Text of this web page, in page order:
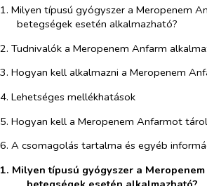
1. Milyen típusú gyógyszer a Meropenem
betegségek esetén alkalmazható?
2. Tudnivalók a Meropenem Anfarm
3. Hogyan kell alkalmazni a Meropenem
4. Lehetséges mellékhatások
5. Hogyan kell a Meropenem Anfarmot
6. A csomagolás tartalma és egyéb
1. Milyen típusú gyógyszer a